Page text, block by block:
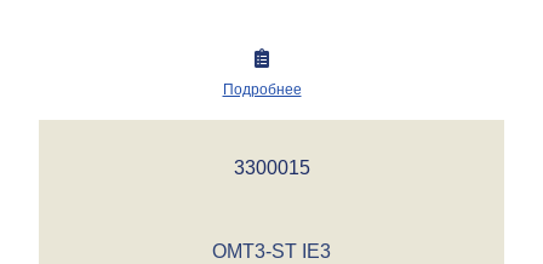
Подробнее
3300015
OMT3-ST IE3